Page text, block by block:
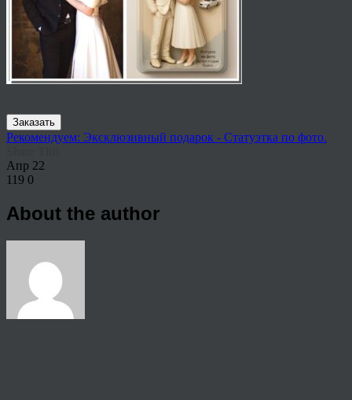
Заказать
Рекомендуем: Эксклюзивный подарок - Статуэтка по фото.
Апр 22
119 0
About the author